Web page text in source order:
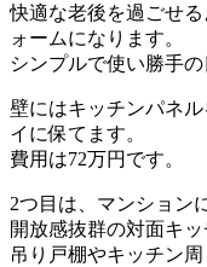
快適な老後を過ごせ
ォームになります。
シンプルで使い勝手
壁にはキッチンパネ
イに保てます。
費用は72万円です。
2つ目は、マンション
開放感抜群の対面キッ
吊り戸棚やキッチン